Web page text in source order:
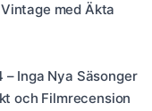
med Äkta
Inga Nya Säsonger
och Filmrecension